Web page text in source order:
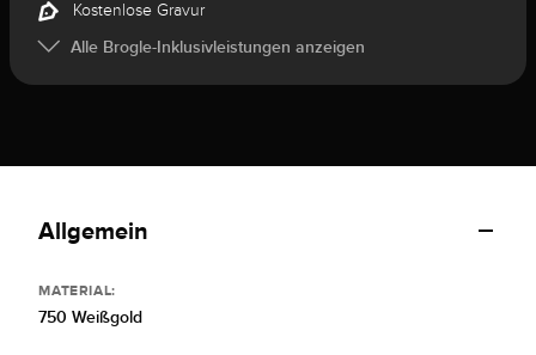
Kostenlose Gravur
Alle Brogle-Inklusivleistungen anzeigen
Allgemein
MATERIAL:
750 Weißgold